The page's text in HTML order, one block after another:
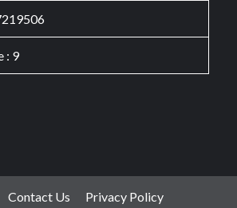
: 9
Contact Us
Privacy Policy